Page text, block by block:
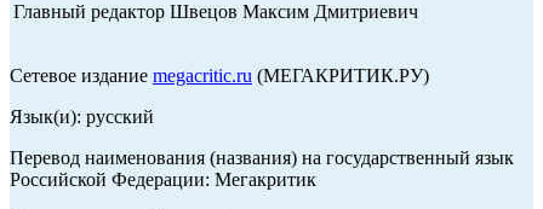
Главный редактор Швецов Максим Дмитриевич
Сетевое издание megacritic.ru (МЕГАКРИТИК.РУ)
Язык(и): русский
Перевод наименования (названия) на государственный язык
Российской Федерации: Мегакритик